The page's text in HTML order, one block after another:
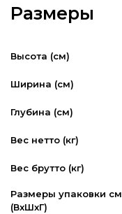
Размеры
Высота (см)
Ширина (см)
Глубина (см)
Вес нетто (кг)
Вес брутто (кг)
Размеры упаковки см
(ВxШxГ)